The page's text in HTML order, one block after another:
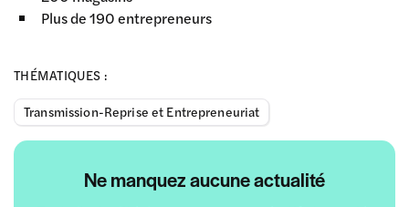
THÉMATIQUES :
Transmission-Reprise et Entrepreneuriat
Ne manquez aucune actualité
Plus de 190 entrepreneurs